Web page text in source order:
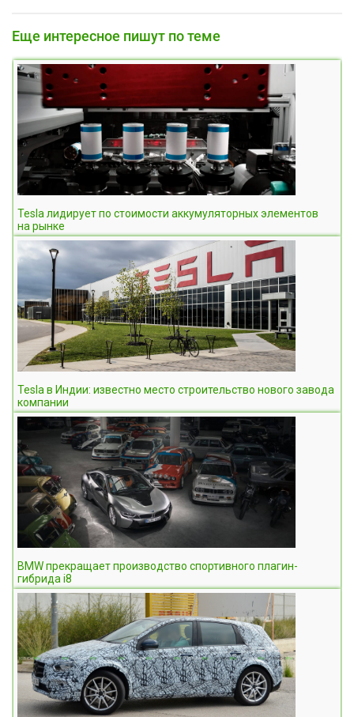
Еще интересное пишут по теме
Tesla лидирует по стоимости аккумуляторных элементов
на рынке
Tesla в Индии: известно место строительство нового завода
компании
BMW прекращает производство спортивного плагин-
гибрида i8